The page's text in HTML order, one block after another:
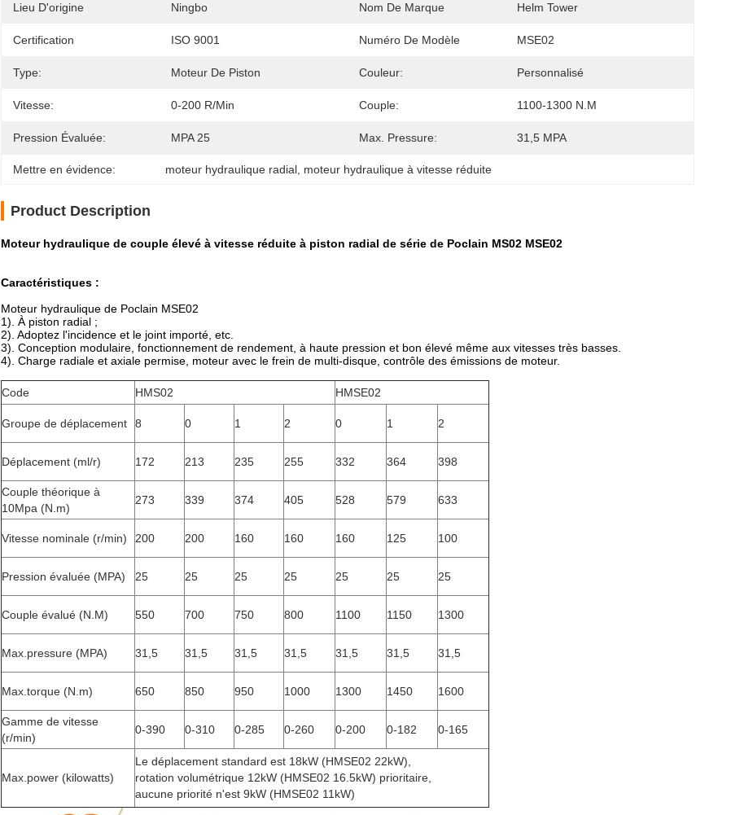
Lieu D'origine Ningbo Nom De Marque Helm Tower
Certification ISO 9001 Numéro De Modèle MSE02
Type: Moteur De Piston Couleur: Personnalisé
Vitesse: 0-200 R/min Couple: 1100-1300 N.m
Pression Évaluée: MPA 25 Max. Pressure: 31,5 MPA
Mettre en évidence: moteur hydraulique radial moteur hydraulique à vitesse réduite
Product Description
Moteur hydraulique de couple élevé à vitesse réduite à piston radial de série de Poclain MS02 MSE02
Caractéristiques :
Moteur hydraulique de Poclain MSE02
1). À piston radial ;
2). Adoptez l'incidence et le joint importé, etc.
3). Conception modulaire, fonctionnement de rendement, à haute pression et bon élevé même aux vitesses très basses.
4). Charge radiale et axiale permise, moteur avec le frein de multi-disque, contrôle des émissions de moteur.
Code HMS02 HMSE02
Groupe de déplacement 8 0 1 2 0 1 2
Déplacement (ml/r) 172 213 235 255 332 364 398
Couple théorique à
10Mpa (N.m)
273 339 374 405 528 579 633
Vitesse nominale (r/min) 200 200 160 160 160 125 100
Pression évaluée (MPA) 25 25 25 25 25 25 25
Couple évalué (N.M) 550 700 750 800 1100 1150 1300
Max.pressure (MPA) 31,5 31,5 31,5 31,5 31,5 31,5 31,5
Max.torque (N.m) 650 850 950 1000 1300 1450 1600
Gamme de vitesse
(r/min)
0-390 0-310 0-285 0-260 0-200 0-182 0-165
Max.power (kilowatts)
Le déplacement standard est 18kW (HMSE02 22kW),
rotation volumétrique 12kW (HMSE02 16.5kW) prioritaire,
aucune priorité n'est 9kW (HMSE02 11kW)